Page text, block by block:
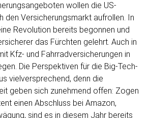
wollen die US-
den Versicherungsmarkt aufrollen. In
Revolution bereits begonnen und
das Fürchten gelehrt. Auch in
Kfz- und Fahrradversicherungen in
Die Perspektiven für die Big-Tech-
vielversprechend, denn die
geben sich zunehmend offen: Zogen
einen Abschluss bei Amazon,
sind es in diesem Jahr bereits